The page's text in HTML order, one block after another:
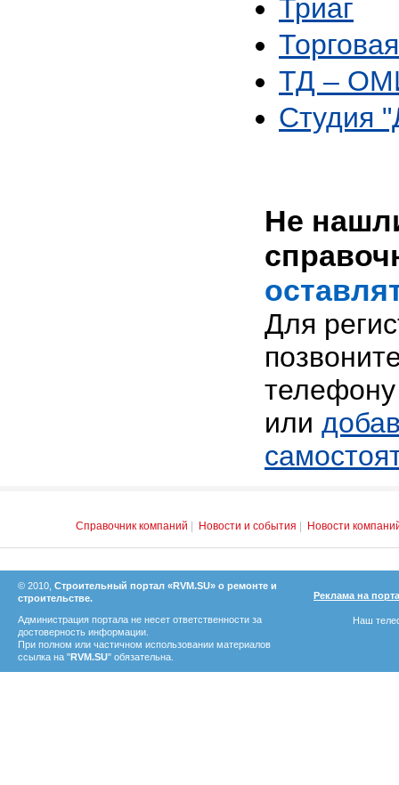
Триаг
ТД –
Студия
Не
Для
или
Справочник компаний Новости и события Новости
© 2010, Строительный портал «RVM.SU» о ремонте и
строительстве.
Администрация портала не несет ответственности за
достоверность информации.
При полном или частичном использовании материалов
ссылка на "RVM.SU" обязательна.
Реклама на
Наш